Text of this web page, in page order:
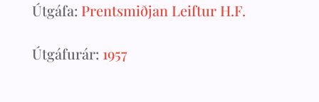
Útgáfa: Prentsmiðjan Leiftur H.F.
Útgáfurár: 1957